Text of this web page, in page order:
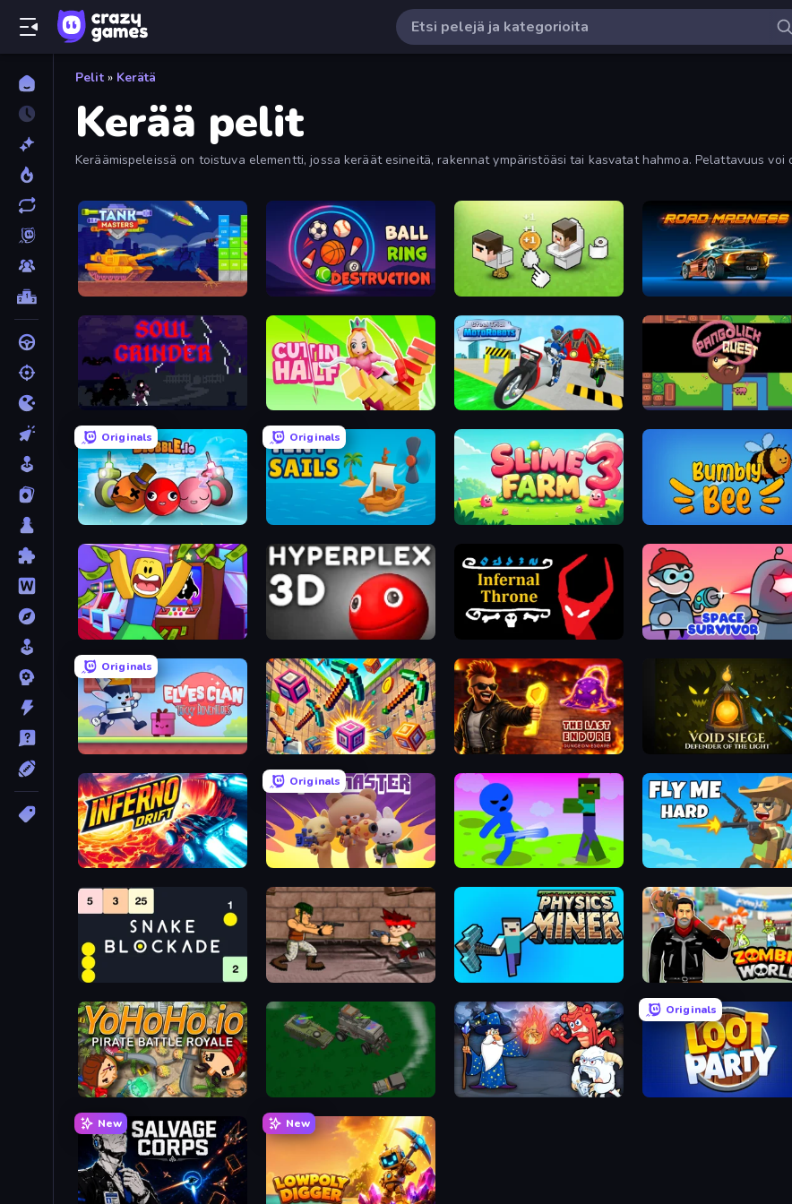
Pelit » Kerätä
Kerää pelit
Keräämispeleissä on toistuva elementti, jossa keräät esineitä, rakennat ympäristöäsi tai kasvatat hahmoa. Pelattavuus voi
Tank Masters - Idle Tanks Ball Ring Destruction Noob's Chicken Farm Tycoon Road Madness
Soul Grinder Cut In Half Moto Robots: Steel Trial Pangolick Quest
Originals
Blubble.io
Originals
Slime Farm 3 Bumbly Bee
Robbie: Game Challenges Space Survivor
Originals
Elves Clan: Tricky Adventures Pixel Smashers The Last Endure: Dungeon Escape Void Siege
Inferno Drift
Originals
GunMaster.io Stickman Zombie Escape Fly Me Hard
Snake Blockade Alpha Guns Physics Miner Zombie World Escape
Yohoho.io Police Car Town Chase Mage vs Monsters
Originals
New New